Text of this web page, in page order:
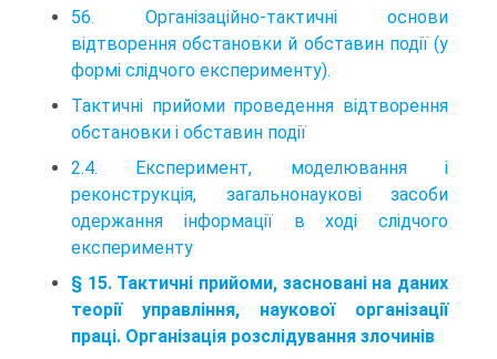
56. Організаційно-тактичні основи
відтворення обстановки й обставин події (у
формі слідчого експерименту).
Тактичні прийоми проведення відтворення
обстановки і обставин події
2.4. Експеримент, моделювання і
реконструкція, загальнонаукові засоби
одержання інформації в ході слідчого
експерименту
§ 15. Тактичні прийоми, засновані на даних
теорії управління, наукової організації
праці. Організація розслідування злочинів